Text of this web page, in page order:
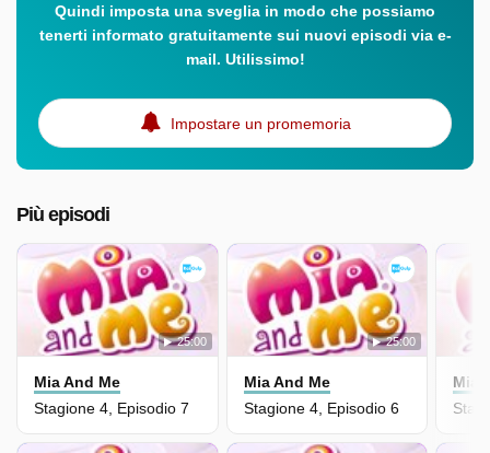
Quindi imposta una sveglia in modo che possiamo
tenerti informato gratuitamente sui nuovi episodi via e-
mail. Utilissimo!
Impostare un promemoria
Più episodi
25:00
Mia And Me
Stagione 4, Episodio 7
25:00
Mia And Me
Stagione 4, Episodio 6
Mia